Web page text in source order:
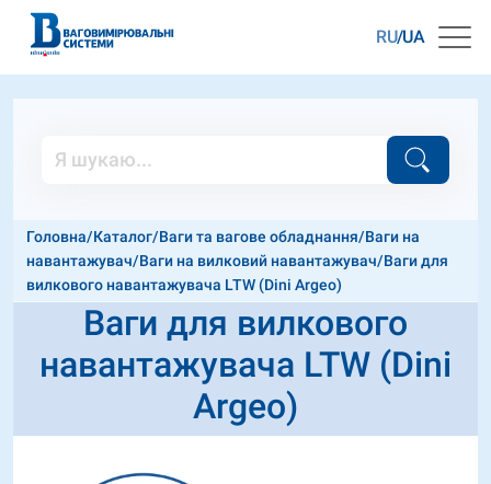
RU UA
Головна/Каталог/Ваги та вагове обладнання/Ваги на
навантажувач/Ваги на вилковий навантажувач/Ваги для
вилкового навантажувача LTW (Dini Argeo)
Ваги для вилкового
навантажувача LTW (Dini
Argeo)